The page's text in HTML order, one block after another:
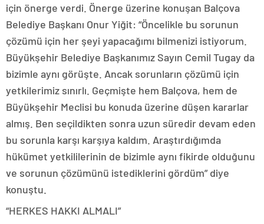
için önerge verdi. Önerge üzerine konuşan Balçova
Belediye Başkanı Onur Yiğit: “Öncelikle bu sorunun
çözümü için her şeyi yapacağımı bilmenizi istiyorum.
Büyükşehir Belediye Başkanımız Sayın Cemil Tugay da
bizimle aynı görüşte. Ancak sorunların çözümü için
yetkilerimiz sınırlı. Geçmişte hem Balçova, hem de
Büyükşehir Meclisi bu konuda üzerine düşen kararlar
almış. Ben seçildikten sonra uzun süredir devam eden
bu sorunla karşı karşıya kaldım. Araştırdığımda
hükümet yetkililerinin de bizimle aynı fikirde olduğunu
ve sorunun çözümünü istediklerini gördüm” diye
konuştu.
“HERKES HAKKI ALMALI”